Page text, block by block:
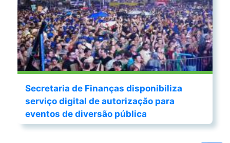
Secretaria de Finanças disponibiliza
serviço digital de autorização para
eventos de diversão pública